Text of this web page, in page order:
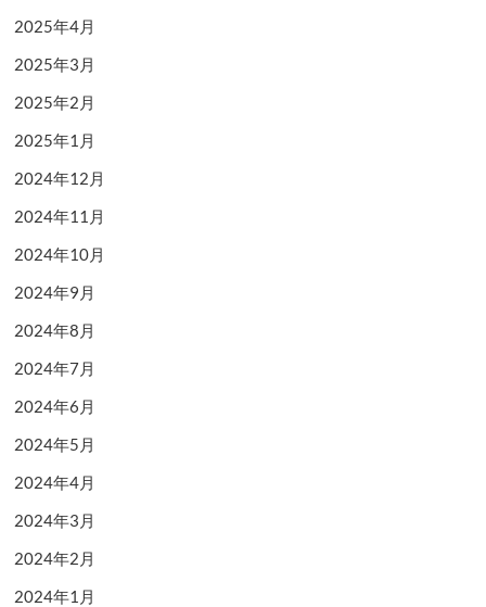
2025年4月
2025年3月
2025年2月
2025年1月
2024年12月
2024年11月
2024年10月
2024年9月
2024年8月
2024年7月
2024年6月
2024年5月
2024年4月
2024年3月
2024年2月
2024年1月